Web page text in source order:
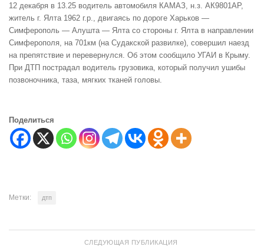
12 декабря в 13.25 водитель автомобиля КАМАЗ, н.з. АК9801АР,
житель г. Ялта 1962 г.р., двигаясь по дороге Харьков —
Симферополь — Алушта — Ялта со стороны г. Ялта в направлении
Симферополя, на 701км (на Судакской развилке), совершил наезд
на препятствие и перевернулся. Об этом сообщило УГАИ в Крыму.
При ДТП пострадал водитель грузовика, который получил ушибы
позвоночника, таза, мягких тканей головы.
Поделиться
Метки: дтп
СЛЕДУЮЩАЯ ПУБЛИКАЦИЯ